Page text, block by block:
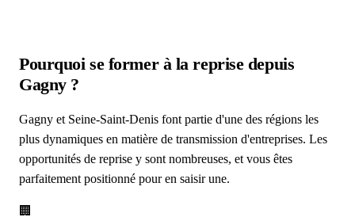
Pourquoi se former à la reprise depuis
Gagny?
Gagny et Seine-Saint-Denis font partie d'une des régions les
plus dynamiques en matière de transmission d'entreprises. Les
opportunités de reprise y sont nombreuses, et vous êtes
parfaitement positionné pour en saisir une.
🏢